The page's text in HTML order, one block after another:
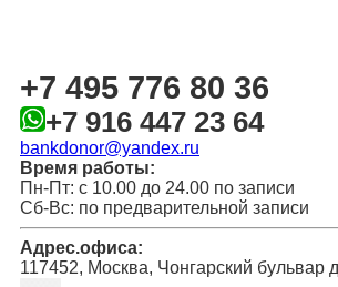
+7 495 776 80 36
+7 916 447 23 64
bankdonor@yandex.ru
Время работы:
Пн-Пт: с 10.00 до 24.00 по записи
Сб-Вс: по предварительной записи
Адрес.офиса:
117452, Москва, Чонгарский бульвар